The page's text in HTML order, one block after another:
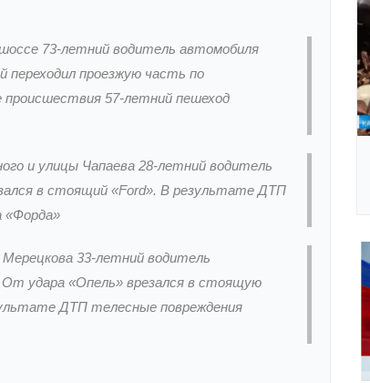
73-летний водитель автомобиля
переходил проезжую часть по
происшествия 57-летний пешеход
и улицы Чапаева 28-летний водитель
в стоящий «Ford». В результате ДТП
«Форда»
33-летний водитель
удара «Опель» врезался в стоящую
ДТП телесные повреждения